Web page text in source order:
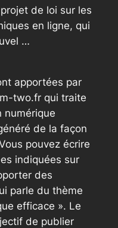
de loi sur les
en ligne, qui
…
apportées par
two.fr qui traite
numérique
de la façon
pouvez écrire
indiquées sur
des
parle du thème
efficace ». Le
de publier